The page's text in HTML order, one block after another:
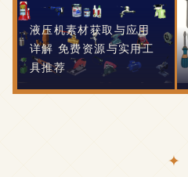
液压机素材获取与应用
详解 免费资源与实用工
具推荐